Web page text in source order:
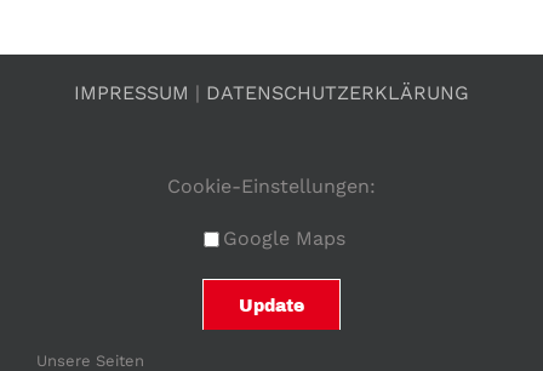
IMPRESSUM | DATENSCHUTZERKLÄRUNG
Cookie-Einstellungen:
Google Maps
Unsere Seiten